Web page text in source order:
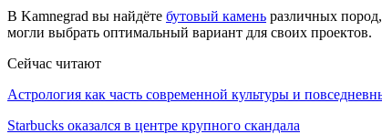
В Kamnegrad вы найдёте бутовый камень различных
могли выбрать оптимальный вариант для своих проектов.
Сейчас читают
Астрология как часть современной культуры и
Starbucks оказался в центре крупного скандала